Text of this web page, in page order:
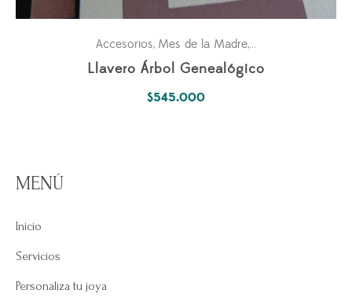
Accesorios, Mes de la Madre, Pasiones
Llavero Árbol Genealógico
$545.000
MENÚ
Inicio
Servicios
Personaliza tu joya